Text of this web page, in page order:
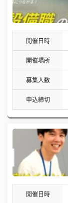
開催日時
開催場所
募集人数
申込締切
開催日時